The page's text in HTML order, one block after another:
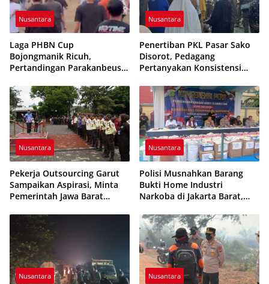
Nusantara
Laga PHBN Cup
Bojongmanik Ricuh,
Pertandingan Parakanbeusi
Dihentikan
Nusantara
Penertiban PKL Pasar Sako
Disorot, Pedagang
Pertanyakan Konsistensi
Pungutan
Nusantara
Pekerja Outsourcing Garut
Sampaikan Aspirasi, Minta
Pemerintah Jawa Barat
Nusantara
Polisi Musnahkan Barang
Bukti Home Industri
Narkoba di Jakarta Barat,
Beredar
Nusantara Nusantara